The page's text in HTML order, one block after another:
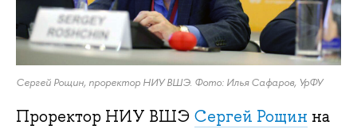
Сергей Рощин, проректор НИУ ВШЭ. Фото: Илья Сафаров, УрФУ
Проректор НИУ ВШЭ Сергей Рощин на